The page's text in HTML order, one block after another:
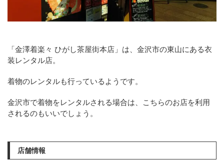
「金澤着楽々 ひがし茶屋街本店」は、金沢市の東山にある衣
装レンタル店。
着物のレンタルも行っているようです。
金沢市で着物をレンタルされる場合は、こちらのお店を利用
されるのもいいでしょう。
店舗情報